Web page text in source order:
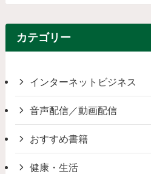
カテゴリー
インターネットビジネス
音声配信／動画配信
おすすめ書籍
健康・生活